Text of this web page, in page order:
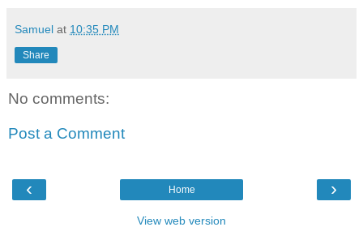
Samuel at 10:35 PM
Share
No comments:
Post a Comment
‹ ›
Home
View web version